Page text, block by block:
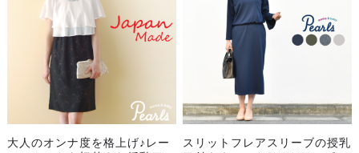
大人のオンナ度を格上げ♪レー
スリットフレアスリーブの授乳